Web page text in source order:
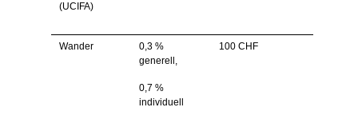
(UCIFA)
Wander
0,3 %
generell,
0,7 %
individuell
100 CHF